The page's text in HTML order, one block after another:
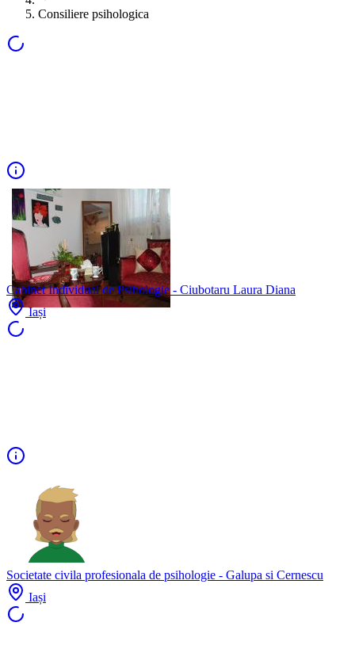
Consiliere psihologica
Cabinet Individual de Psihologie - Ciubotaru Laura Diana
Iași
Societate civila profesionala de psihologie - Galupa si Cernescu
Iași